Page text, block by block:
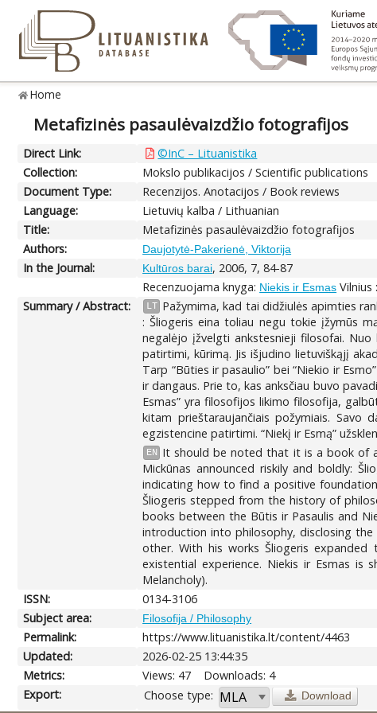
Home
Metafizinės pasaulėvaizdžio fotografijos
Direct Link:
©InC – Lituanistika
Collection:
Mokslo publikacijos / Scientific publications
Document Type:
Recenzijos. Anotacijos / Book reviews
Language:
Lietuvių kalba / Lithuanian
Title:
Metafizinės pasaulėvaizdžio fotografijos
Authors:
Daujotytė-Pakerienė, Viktorija
In the Journal: Kultūros barai, 2006, 7, 84-87
Recenzuojama knyga: Niekis ir Esmas Vilnius
Summary / Abstract:
LT Pažymima, kad tai didžiulės apimties
: Šliogeris eina toliau negu tokie įžymūs
negalėjo įžvelgti ankstesnieji filosofai.
patirtimi, kūrimą. Jis išjudino lietuviškąjį
Tarp “Būties ir pasaulio” bei “Niekio ir
ir dangaus. Prie to, kas anksčiau buvo
Esmas” yra filosofijos likimo filosofija,
kitam prieštaraujančiais požymiais. Savo
egzistencine patirtimi. “Niekį ir Esmą”
EN
It should be noted that it is a book of
Mickūnas announced riskily and boldly:
indicating how to find a positive
Šliogeris stepped from the history of
books between the Būtis ir Pasaulis and
introduction into philosophy, disclosing
other. With his works Šliogeris
existential experience. Niekis ir Esmas
Melancholy).
ISSN:
0134-3106
Subject area:
Filosofija / Philosophy
Permalink:
https://www.lituanistika.lt/content/4463
Updated:
2026-02-25 13:44:35
Metrics:
Views: 47
Downloads: 4
Export:
Choose type: Download